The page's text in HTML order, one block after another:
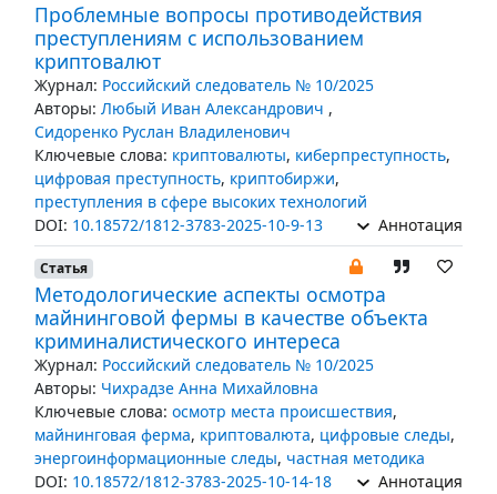
Проблемные вопросы противодействия
преступлениям с использованием
криптовалют
Журнал: Российский следователь № 10/2025
Авторы: Любый Иван Александрович ,
Сидоренко Руслан Владиленович
Ключевые слова: криптовалюты, киберпреступность,
цифровая преступность, криптобиржи,
преступления в сфере высоких технологий
DOI: 10.18572/1812-3783-2025-10-9-13 Аннотация
Статья
Методологические аспекты осмотра
майнинговой фермы в качестве объекта
криминалистического интереса
Журнал: Российский следователь № 10/2025
Авторы: Чихрадзе Анна Михайловна
Ключевые слова: осмотр места происшествия,
майнинговая ферма, криптовалюта, цифровые следы,
энергоинформационные следы, частная методика
DOI: 10.18572/1812-3783-2025-10-14-18 Аннотация